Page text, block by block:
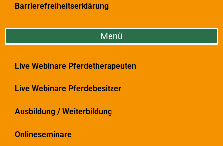
Barrierefreiheitserklärung
Menü
Live Webinare Pferdetherapeuten
Live Webinare Pferdebesitzer
Ausbildung / Weiterbildung
Onlineseminare